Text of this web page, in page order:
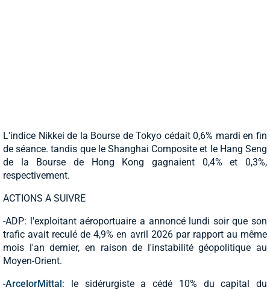
L'indice Nikkei de la Bourse de Tokyo cédait 0,6% mardi en fin
de séance. tandis que le Shanghai Composite et le Hang Seng
de la Bourse de Hong Kong gagnaient 0,4% et 0,3%,
respectivement.
ACTIONS A SUIVRE
-ADP: l'exploitant aéroportuaire a annoncé lundi soir que son
trafic avait reculé de 4,9% en avril 2026 par rapport au même
mois l'an dernier, en raison de l'instabilité géopolitique au
Moyen-Orient.
-ArcelorMittal: le sidérurgiste a cédé 10% du capital du